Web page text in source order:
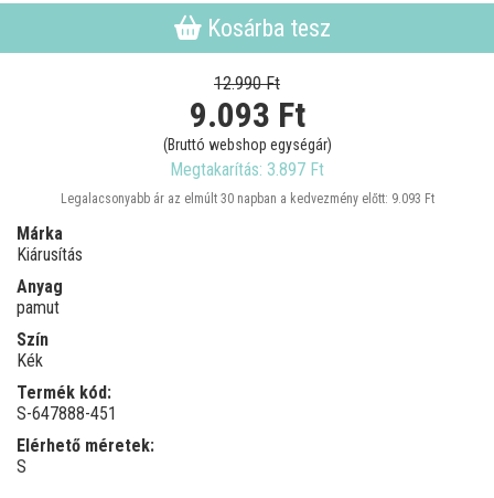
Kosárba tesz
12.990 Ft
9.093 Ft
(Bruttó webshop egységár)
Megtakarítás: 3.897 Ft
Legalacsonyabb ár az elmúlt 30 napban a kedvezmény előtt: 9.093 Ft
Márka
Kiárusítás
Anyag
pamut
Szín
Kék
Termék kód:
S-647888-451
Elérhető méretek:
S